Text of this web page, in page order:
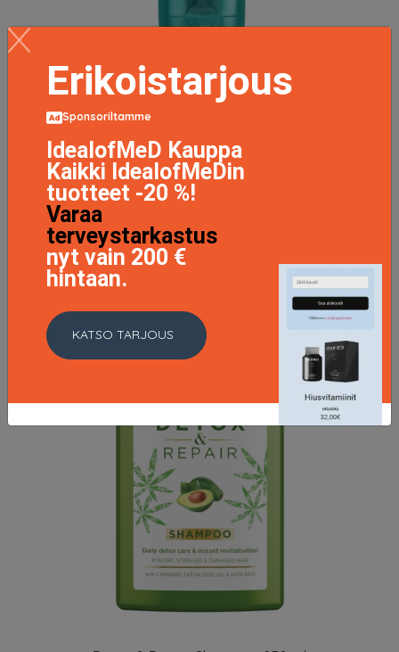
Core Restore Shampoo, 250 ml John Frieda Shampoo
7.46 EUR9.95 EUR
LISÄTIETOJA
Erikoistarjous
Sponsoriltamme
IdealofMeD Kauppa
Kaikki IdealofMeDin
tuotteet -20 %!
Varaa
terveystarkastus
nyt vain 200 €
hintaan.
KATSO TARJOUS